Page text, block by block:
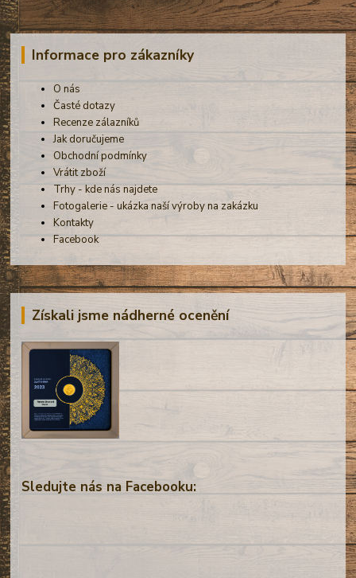
Informace pro zákazníky
O nás
Časté dotazy
Recenze zálazníků
Jak doručujeme
Obchodní podmínky
Vrátit zboží
Trhy - kde nás najdete
Fotogalerie - ukázka naší výroby na zakázku
Kontakty
Facebook
Získali jsme nádherné ocenění
Sledujte nás na Facebooku: